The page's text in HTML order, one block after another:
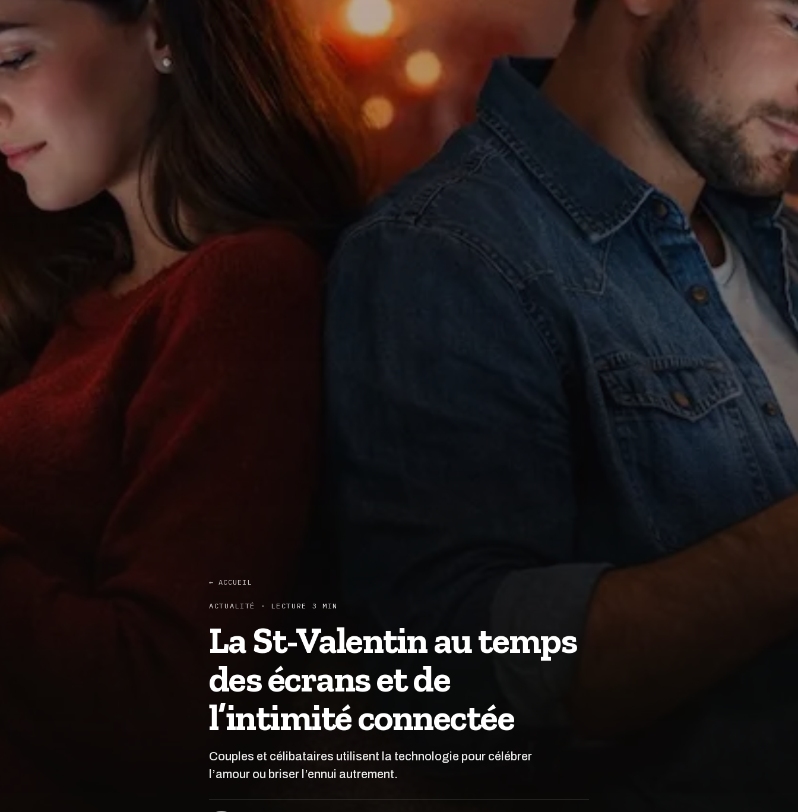
← ACCUEIL
ACTUALITÉ · LECTURE 3 MIN
La St-Valentin au temps
des écrans et de
l’intimité connectée
Couples et célibataires utilisent la technologie pour célébrer
l’amour ou briser l’ennui autrement.